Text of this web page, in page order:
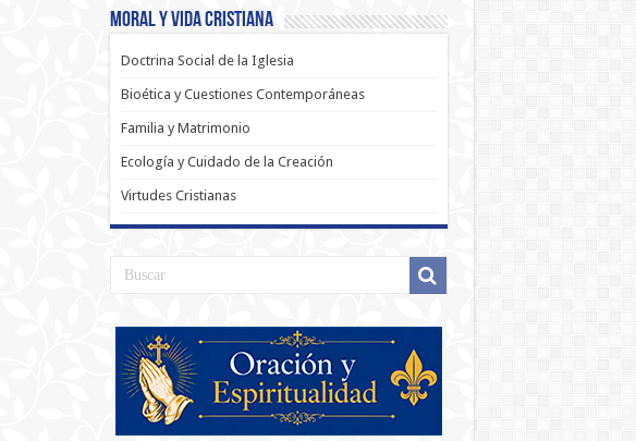
Moral y Vida Cristiana
Doctrina Social de la Iglesia
Bioética y Cuestiones Contemporáneas
Familia y Matrimonio
Ecología y Cuidado de la Creación
Virtudes Cristianas